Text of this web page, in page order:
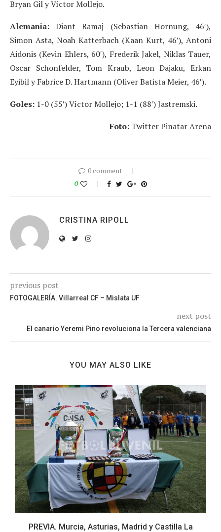
Bryan Gil y Víctor Mollejo.
Alemania: Diant Ramaj (Sebastian Hornung, 46′),
Simon Asta, Noah Katterbach (Kaan Kurt, 46′), Antoni
Aidonis (Kevin Ehlers, 60′), Frederik Jakel, Niklas Tauer,
Oscar Schonfelder, Tom Kraub, Leon Dajaku, Erkan
Eyibil y Fabrice D. Hartmann (Oliver Batista Meier, 46′).
Goles: 1-0 (55′) Víctor Mollejo; 1-1 (88′) Jastremski.
Foto: Twitter Pinatar Arena
0 comment
0
CRISTINA RIPOLL
previous post
FOTOGALERÍA. Villarreal CF – Mislata UF
next post
El canario Yeremi Pino revoluciona la Tercera valenciana
YOU MAY ALSO LIKE
PREVIA. Murcia, Asturias, Madrid y Castilla La